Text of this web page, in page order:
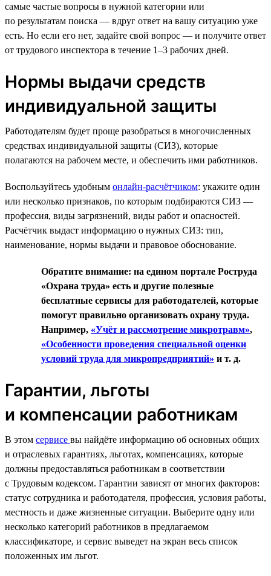
самые частые вопросы в нужной категории или
по результатам поиска — вдруг ответ на вашу ситуацию уже
есть. Но если его нет, задайте свой вопрос — и получите ответ
от трудового инспектора в течение 1–3 рабочих дней.
Нормы выдачи средств
индивидуальной защиты
Работодателям будет проще разобраться в многочисленных
средствах индивидуальной защиты (СИЗ), которые
полагаются на рабочем месте, и обеспечить ими работников.
Воспользуйтесь удобным онлайн-расчётчиком: укажите один
или несколько признаков, по которым подбираются СИЗ —
профессия, виды загрязнений, виды работ и опасностей.
Расчётчик выдаст информацию о нужных СИЗ: тип,
наименование, нормы выдачи и правовое обоснование.
Обратите внимание: на едином портале Роструда
«Охрана труда» есть и другие полезные
бесплатные сервисы для работодателей, которые
помогут правильно организовать охрану труда.
Например, «Учёт и рассмотрение микротравм»,
«Особенности проведения специальной оценки
условий труда для микропредприятий» и т. д.
Гарантии, льготы
и компенсации работникам
В этом сервисе вы найдёте информацию об основных общих
и отраслевых гарантиях, льготах, компенсациях, которые
должны предоставляться работникам в соответствии
с Трудовым кодексом. Гарантии зависят от многих факторов:
статус сотрудника и работодателя, профессия, условия работы,
местность и даже жизненные ситуации. Выберите одну или
несколько категорий работников в предлагаемом
классификаторе, и сервис выведет на экран весь список
положенных им льгот.